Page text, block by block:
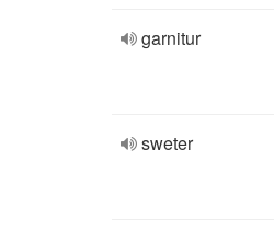
garnitur
sweter